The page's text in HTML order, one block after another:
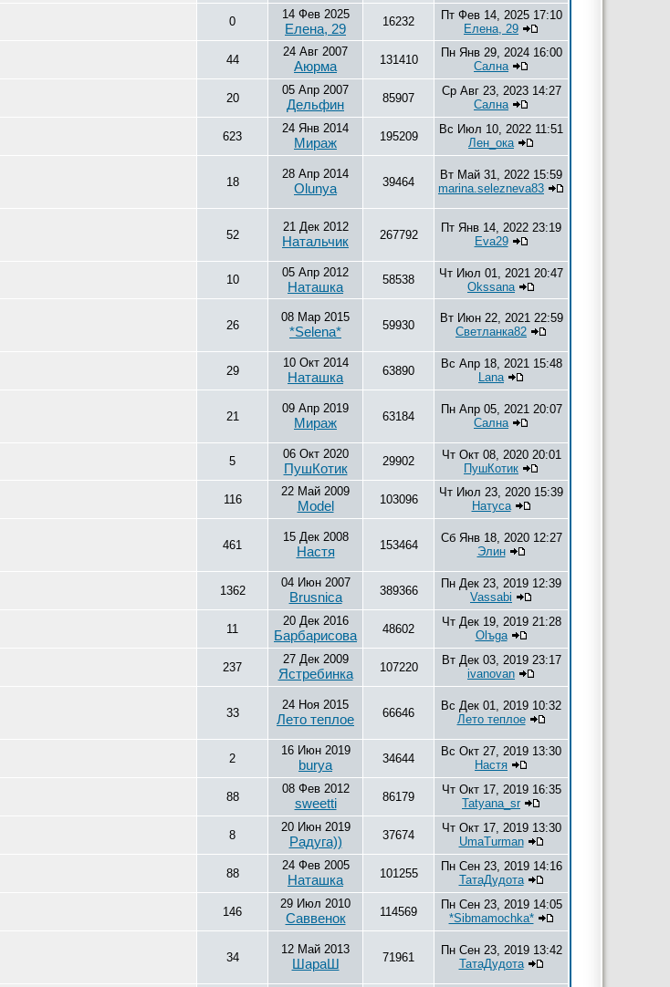
0
14 Фев 2025
Елена, 29 16232
Пт Фев 14, 2025 17:10
Елена, 29
44
24 Авг 2007
Аюрма 131410
Пн Янв 29, 2024 16:00
Сална
20
05 Апр 2007
Дельфин 85907
Ср Авг 23, 2023 14:27
Сална
623
24 Янв 2014
Мираж 195209
Вс Июл 10, 2022 11:51
Лен_ока
18
28 Апр 2014
Olunya 39464
Вт Май 31, 2022 15:59
marina.selezneva83
52
21 Дек 2012
Натальчик 267792
Пт Янв 14, 2022 23:19
Eva29
10
05 Апр 2012
Наташка 58538
Чт Июл 01, 2021 20:47
Okssana
26
08 Мар 2015
*Selena* 59930
Вт Июн 22, 2021 22:59
Светланка82
29
10 Окт 2014
Наташка 63890
Вс Апр 18, 2021 15:48
Lana
21
09 Апр 2019
Мираж 63184
Пн Апр 05, 2021 20:07
Сална
5
06 Окт 2020
ПушКотик 29902
Чт Окт 08, 2020 20:01
ПушКотик
116
22 Май 2009
Model 103096
Чт Июл 23, 2020 15:39
Натуса
461
15 Дек 2008
Настя 153464
Сб Янв 18, 2020 12:27
Элин
1362
04 Июн 2007
Brusnica 389366
Пн Дек 23, 2019 12:39
Vassabi
11
20 Дек 2016
Барбарисова 48602
Чт Дек 19, 2019 21:28
Olъga
237
27 Дек 2009
Ястребинка 107220
Вт Дек 03, 2019 23:17
ivanovan
33
24 Ноя 2015
Лето теплое 66646
Вс Дек 01, 2019 10:32
Лето теплое
2
16 Июн 2019
burya 34644
Вс Окт 27, 2019 13:30
Настя
88
08 Фев 2012
sweetti 86179
Чт Окт 17, 2019 16:35
Tatyana_sr
8
20 Июн 2019
Радуга)) 37674
Чт Окт 17, 2019 13:30
UmaTurman
88
24 Фев 2005
Наташка 101255
Пн Сен 23, 2019 14:16
ТатаДудота
146
29 Июл 2010
Саввенок 114569
Пн Сен 23, 2019 14:05
*Sibmamochka*
34
12 Май 2013
ШараШ 71961
Пн Сен 23, 2019 13:42
ТатаДудота